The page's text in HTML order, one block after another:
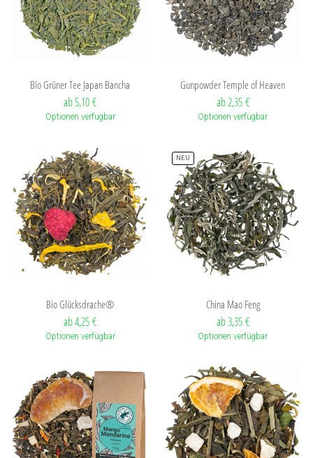
Bio Grüner Tee Japan Bancha
ab 5,10 €
Optionen verfügbar
Gunpowder Temple of Heaven
ab 2,35 €
Optionen verfügbar
Bio Glücksdrache®
ab 4,25 €
Optionen verfügbar
NEU
China Mao Feng
ab 3,35 €
Optionen verfügbar